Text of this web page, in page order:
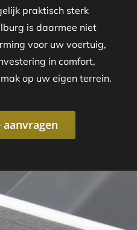
praktisch sterk
is daarmee niet
voor uw voertuig,
in comfort,
op uw eigen terrein.